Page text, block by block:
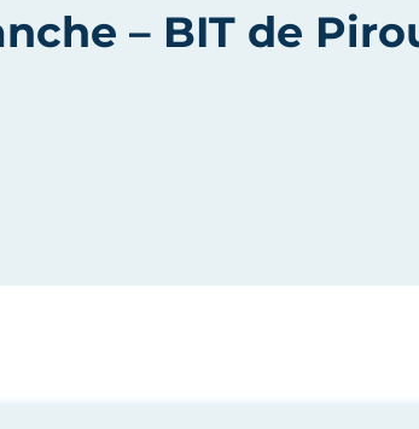
– BIT de